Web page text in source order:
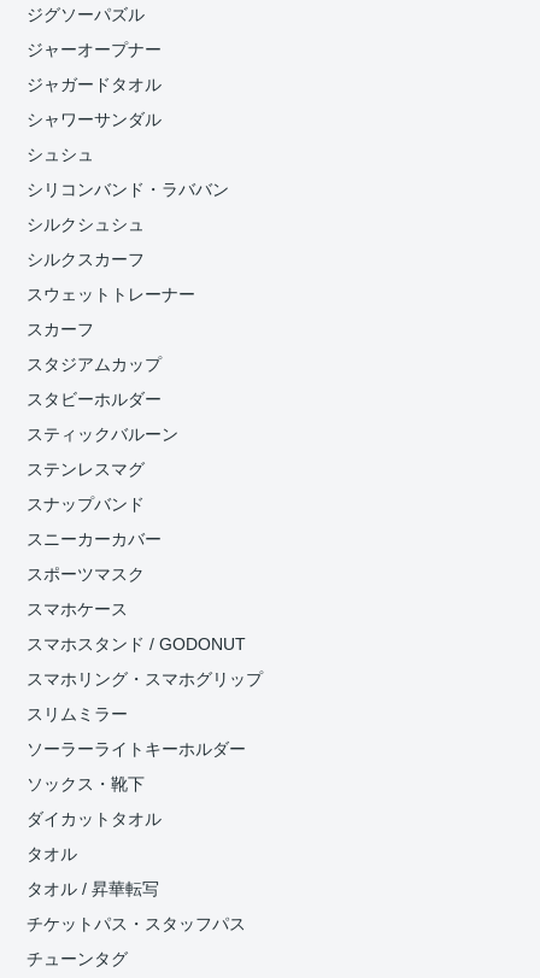
ジグソーパズル
ジャーオープナー
ジャガードタオル
シャワーサンダル
シュシュ
シリコンバンド・ラババン
シルクシュシュ
シルクスカーフ
スウェットトレーナー
スカーフ
スタジアムカップ
スタビーホルダー
スティックバルーン
ステンレスマグ
スナップバンド
スニーカーカバー
スポーツマスク
スマホケース
スマホスタンド / GODONUT
スマホリング・スマホグリップ
スリムミラー
ソーラーライトキーホルダー
ソックス・靴下
ダイカットタオル
タオル
タオル / 昇華転写
チケットパス・スタッフパス
チューンタグ